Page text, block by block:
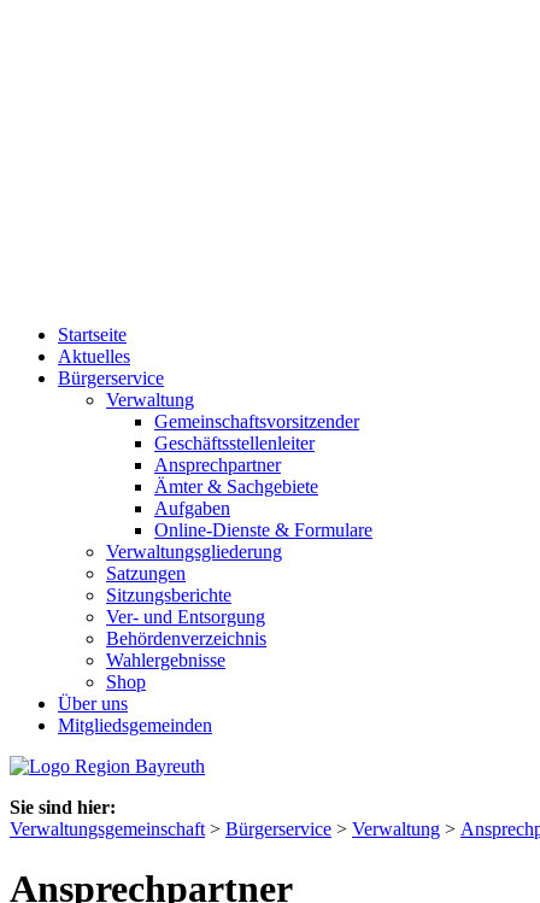
Startseite
Aktuelles
Bürgerservice
Verwaltung
Gemeinschaftsvorsitzender
Geschäftsstellenleiter
Ansprechpartner
Ämter & Sachgebiete
Aufgaben
Online-Dienste & Formulare
Verwaltungsgliederung
Satzungen
Sitzungsberichte
Ver- und Entsorgung
Behördenverzeichnis
Wahlergebnisse
Shop
Über uns
Mitgliedsgemeinden
Sie sind hier:
Verwaltungsgemeinschaft > Bürgerservice > Verwaltung >
Ansprechpartner